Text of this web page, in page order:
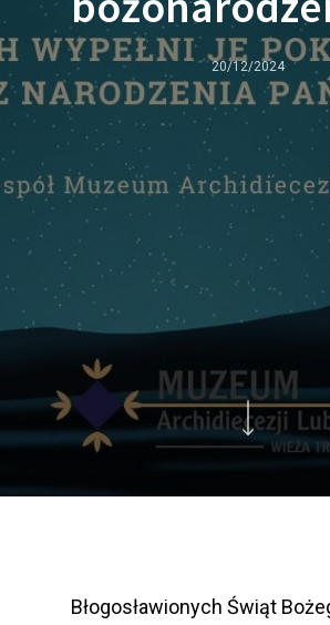
20/12/2024
Błogosławionych Świąt